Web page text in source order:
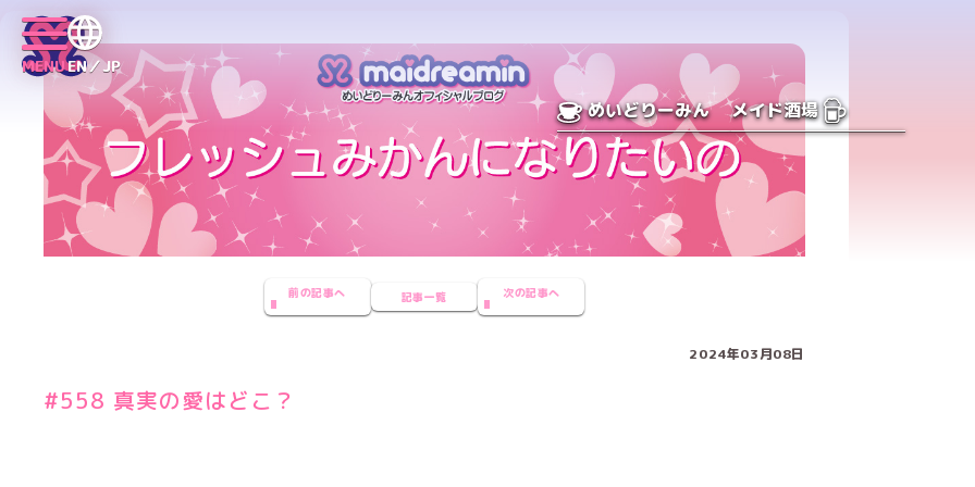
MENUEN／JP
めいどりーみん メイド酒場
前の記事へ 記事一覧 次の記事へ
2024年03月08日
#558 真実の愛はどこ？